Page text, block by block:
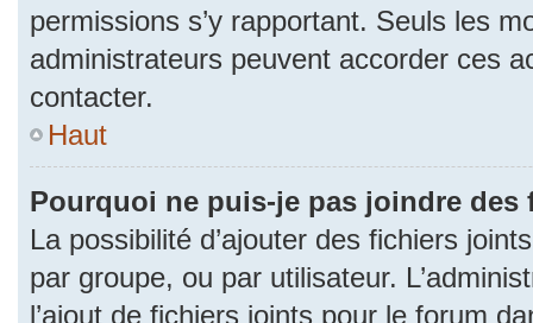
permissions s’y rapportant. Seuls les
administrateurs peuvent accorder ces
contacter.
Haut
Pourquoi ne puis-je pas joindre des
La possibilité d’ajouter des fichiers
par groupe, ou par utilisateur.
l’ajout de fichiers joints pour le forum